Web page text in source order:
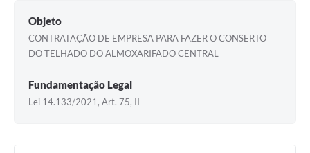
Objeto
CONTRATAÇÃO DE EMPRESA PARA FAZER O CONSERTO
DO TELHADO DO ALMOXARIFADO CENTRAL
Fundamentação Legal
Lei 14.133/2021, Art. 75, II